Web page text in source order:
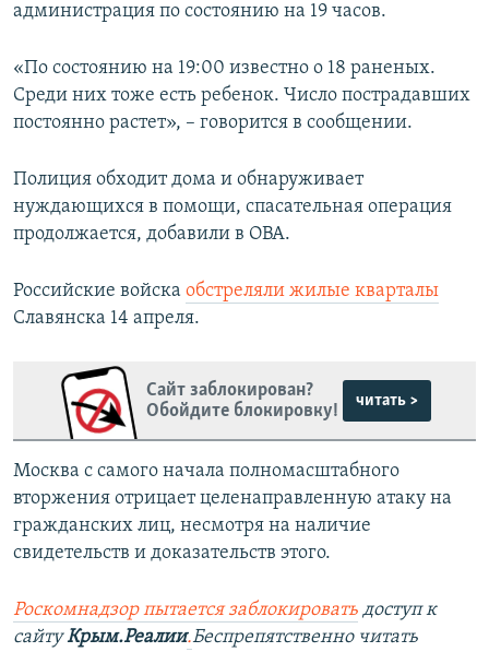
администрация по состоянию на 19 часов.
«По состоянию на 19:00 известно о 18 раненых.
Среди них тоже есть ребенок. Число пострадавших
постоянно растет», – говорится в сообщении.
Полиция обходит дома и обнаруживает
нуждающихся в помощи, спасательная операция
продолжается, добавили в ОВА.
Российские войска обстреляли жилые кварталы
Славянска 14 апреля.
Сайт заблокирован?
Обойдите блокировку!
читать >
Москва с самого начала полномасштабного
вторжения отрицает целенаправленную атаку на
гражданских лиц, несмотря на наличие
свидетельств и доказательств этого.
Роскомнадзор пытается заблокировать доступ к
сайтуКрым.Реалии.Беспрепятственно читать